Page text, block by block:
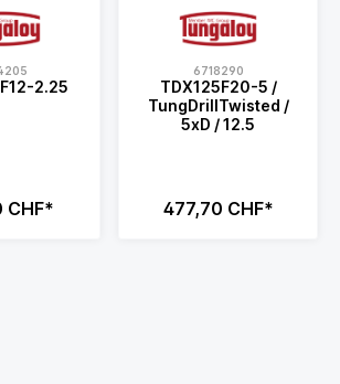
2.25
CHF*
6718290
TDX125F20-5 /
TungDrillTwisted /
5xD / 12.5
477,70 CHF*